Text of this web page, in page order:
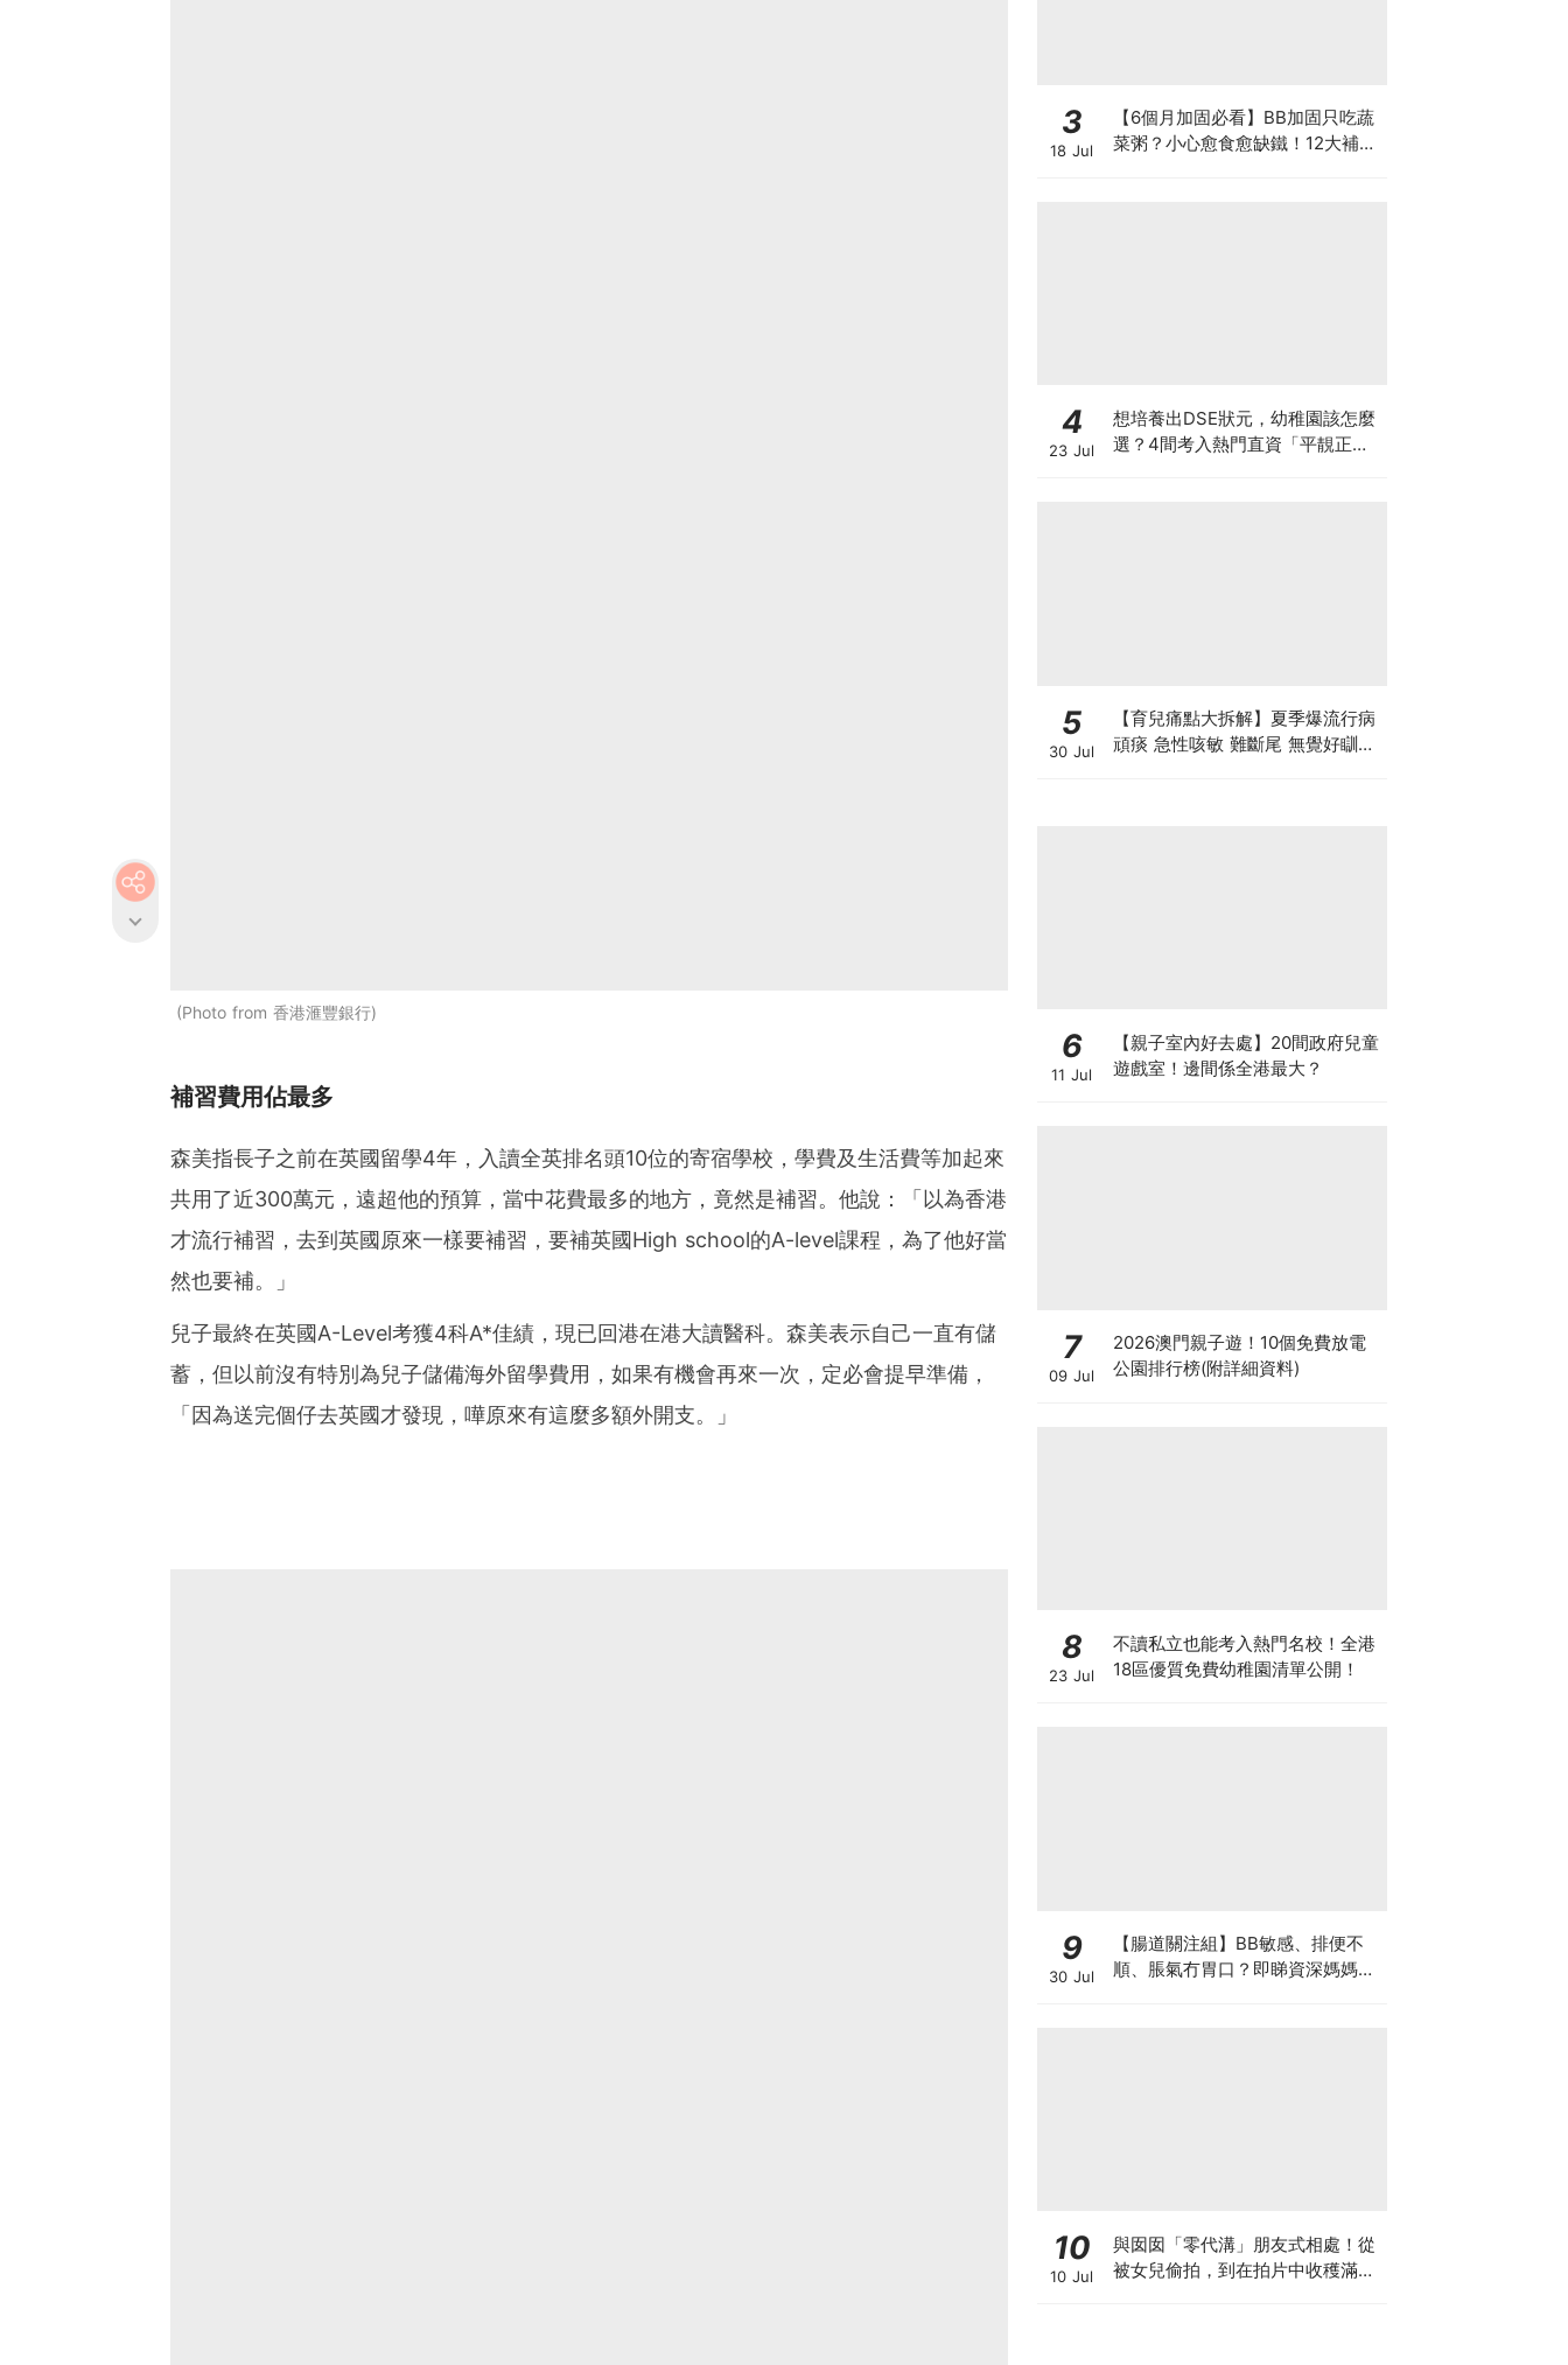
Photo from 香港滙豐銀行
補習費用佔最多
森美指長子之前在英國留學4年，入讀全英排名頭10位的寄宿學校，學費及生活費等加起來
共用了近300萬元，遠超他的預算，當中花費最多的地方，竟然是補習。他說：「以為香港
才流行補習，去到英國原來一樣要補習，要補英國High school的A-level課程，為了他好當
然也要補。」
兒子最終在英國A-Level考獲4科A*佳績，現已回港在港大讀醫科。森美表示自己一直有儲
蓄，但以前沒有特別為兒子儲備海外留學費用，如果有機會再來一次，定必會提早準備，
「因為送完個仔去英國才發現，嘩原來有這麼多額外開支。」
3
18 Jul
【6個月加固必看】BB加固只吃蔬
菜粥？小心愈食愈缺鐵！12大補鐵
4
23 Jul
想培養出DSE狀元，幼稚園該怎麼
選？4間考入熱門直資「平靚正」
5
30 Jul
【育兒痛點大拆解】夏季爆流行病
頑痰 急性咳敏 難斷尾 無覺好瞓？
6
11 Jul
【親子室內好去處】20間政府兒童
遊戲室！邊間係全港最大？
7
09 Jul
2026澳門親子遊！10個免費放電
公園排行榜(附詳細資料)
8
23 Jul
不讀私立也能考入熱門名校！全港
18區優質免費幼稚園清單公開！
9
30 Jul
【腸道關注組】BB敏感、排便不
順、脹氣冇胃口？即睇資深媽媽分
10
10 Jul
與囡囡「零代溝」朋友式相處！從
被女兒偷拍，到在拍片中收穫滿足